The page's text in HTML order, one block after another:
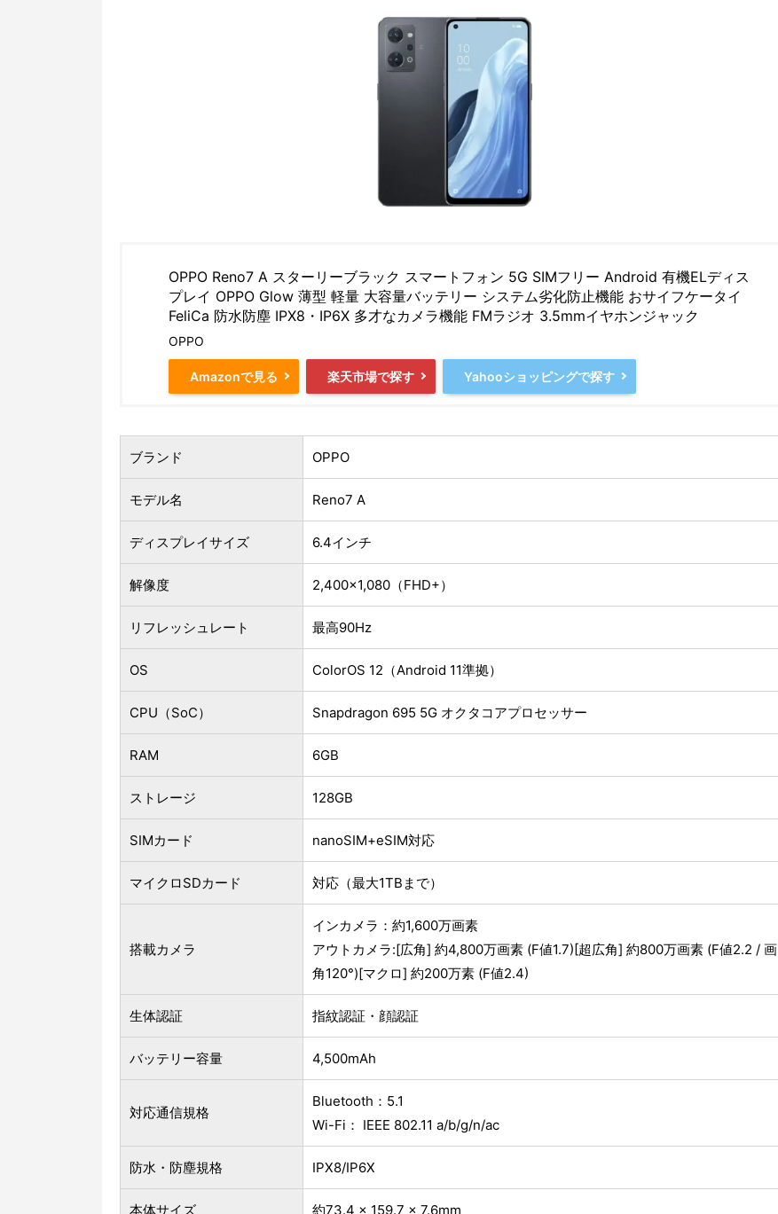
OPPO Reno7 A スターリーブラック スマートフォン 5G SIMフリー Android 有機ELディス
プレイ OPPO Glow 薄型 軽量 大容量バッテリー システム劣化防止機能 おサイフケータイ
FeliCa 防水防塵 IPX8・IP6X 多才なカメラ機能 FMラジオ 3.5mmイヤホンジャック
OPPO
Amazonで見る 楽天市場で探す Yahooショッピングで探す
ブランド OPPO
モデル名 Reno7 A
ディスプレイサイズ 6.4インチ
解像度 2,400×1,080（FHD+）
リフレッシュレート 最高90Hz
OS ColorOS 12（Android 11準拠）
CPU（SoC） Snapdragon 695 5G オクタコアプロセッサー
RAM 6GB
ストレージ 128GB
SIMカード nanoSIM+eSIM対応
マイクロSDカード 対応（最大1TBまで）
搭載カメラ
インカメラ：約1,600万画素
アウトカメラ:[広角] 約4,800万画素 (F値1.7)[超広角] 約800万画素 (F値2.2 / 画
角120°)[マクロ] 約200万素 (F値2.4)
生体認証 指紋認証・顔認証
バッテリー容量 4,500mAh
対応通信規格
Bluetooth：5.1
Wi-Fi： IEEE 802.11 a/b/g/n/ac
防水・防塵規格 IPX8/IP6X
本体サイズ 約73.4 × 159.7 × 7.6mm